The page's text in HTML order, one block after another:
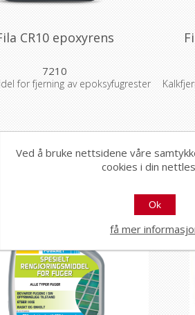
CR10 epoxyrens
7210
for fjerning av epoksyfugrester
Ved å bruke nettsidene våre
cookies i din
Ok
få mer